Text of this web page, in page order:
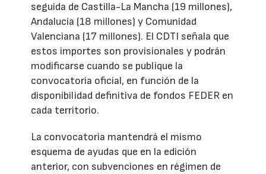
seguida de Castilla-La Mancha (19 millones),
Andalucía (18 millones) y Comunidad
Valenciana (17 millones). El CDTI señala que
estos importes son provisionales y podrán
modificarse cuando se publique la
convocatoria oficial, en función de la
disponibilidad definitiva de fondos FEDER en
cada territorio.
La convocatoria mantendrá el mismo
esquema de ayudas que en la edición
anterior, con subvenciones en régimen de